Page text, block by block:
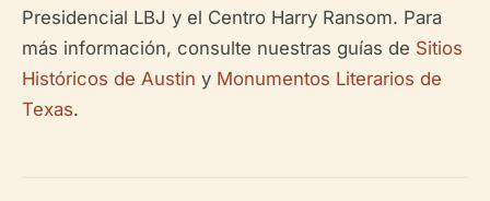
Presidencial LBJ y el Centro Harry Ransom. Para
más información, consulte nuestras guías de Sitios
Históricos de Austin y Monumentos Literarios de
Texas.